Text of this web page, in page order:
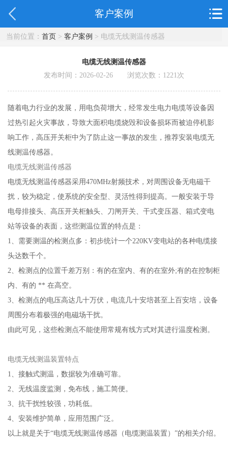
客户案例
当前位置： 首页> 客户案例 > 电缆无线测温传感器
电缆无线测温传感器
发布时间：2026-02-26 浏览次数： 1221次
随着电力行业的发展，用电负荷增大，经常发生电力电缆等设备因
过热引起火灾事故，导致大面积电缆烧毁和设备损坏而被迫停机影
响工作，高压开关柜中为了防止这一事故的发生，推荐安装电缆无
线测温传感器。
电缆无线测温传感器
电缆无线测温传感器采用470MHz射频技术，对周围设备无电磁干
扰，较为稳定，使系统的安全型、灵活性得到提高。一般安装于导
电母排接头、高压开关柜触头、刀闸开关、干式变压器、箱式变电
站等设备的表面，这些测温位置的特点是：
1、需要测温的检测点多：初步统计一个220KV变电站的各种电缆接
头达数千个。
2、检测点的位置千差万别：有的在室内、有的在室外;有的在控制柜
内、有的 ** 在高空。
3、检测点的电压高达几十万伏，电流几十安培甚至上百安培，设备
周围分布着极强的电磁场干扰。
由此可见，这些检测点不能使用常规有线方式对其进行温度检测。
电缆无线测温装置特点
1、接触式测温，数据较为准确可靠。
2、无线温度监测，免布线，施工简便。
3、抗干扰性较强，功耗低。
4、安装维护简单，应用范围广泛。
以上就是关于“电缆无线测温传感器（电缆测温装置）”的相关介绍。